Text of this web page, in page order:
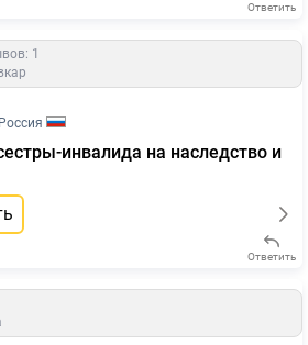
Ответить
1
инвалида на наследство и
Ответить